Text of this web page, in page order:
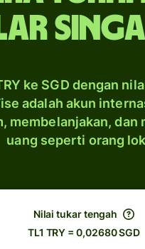
ke SGD dengan
adalah akun
membelanjakan, dan
uang seperti orang
Nilai tukar tengah
TL1 TRY = 0,02680 SGD